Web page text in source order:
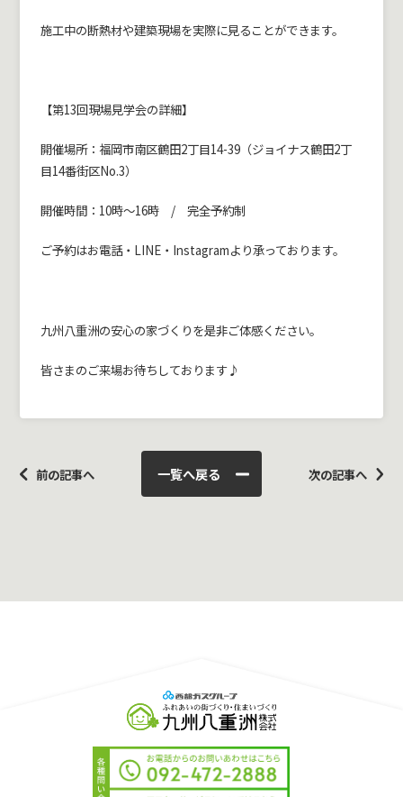
施工中の断熱材や建築現場を実際に見ることができます。
【第13回現場見学会の詳細】
開催場所：福岡市南区鶴田2丁目14-39（ジョイナス鶴田2丁
目14番街区No.3）
開催時間：10時～16時 / 完全予約制
ご予約はお電話・LINE・Instagramより承っております。
九州八重洲の安心の家づくりを是非ご体感ください。
皆さまのご来場お待ちしております♪
前の記事へ 一覧へ戻る 次の記事へ